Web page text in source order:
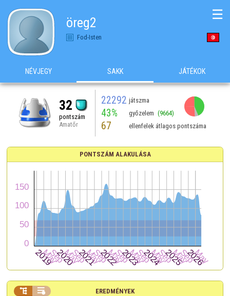
öreg2
Fod-Isten
☰
NÉVJEGY SAKK JÁTÉKOK
32
pontszám
Amatőr
22292 játszma
43% győzelem (9664)
67 ellenfelek átlagos pontszáma
PONTSZÁM ALAKULÁSA
EREDMÉNYEK
 